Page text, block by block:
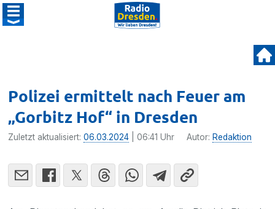
Polizei ermittelt nach Feuer am
„Gorbitz Hof“ in Dresden
Zuletzt aktualisiert:06.03.2024 | 06:41 Uhr Autor: Redaktion